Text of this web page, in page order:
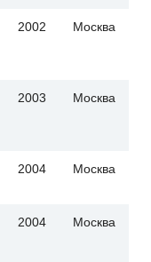
2002 Москва
2003 Москва
2004 Москва
2004 Москва